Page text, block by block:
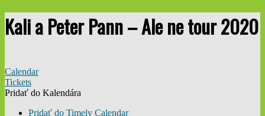
Kali a Peter Pann – Ale ne tour 2020
Calendar
Tickets
Pridať do Kalendára
Pridať do Timely Calendar